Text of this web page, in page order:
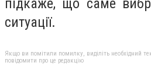
підкаже, що саме
ситуації.
Якщо ви помітили помилку, виділіть необхідний
повідомити про це редакцію